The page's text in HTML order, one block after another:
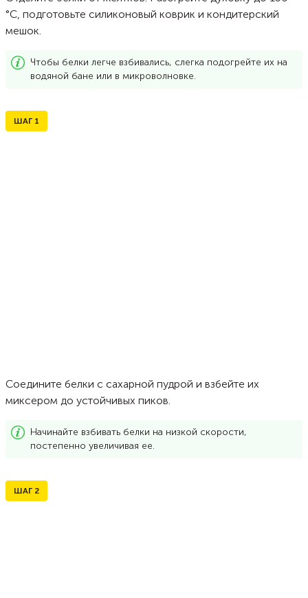
°C, подготовьте силиконовый коврик и кондитерский
мешок.
Чтобы белки легче взбивались, слегка подогрейте их на
водяной бане или в микроволновке.
ШАГ 1
Соедините белки с сахарной пудрой и взбейте их
миксером до устойчивых пиков.
Начинайте взбивать белки на низкой скорости,
постепенно увеличивая ее.
ШАГ 2